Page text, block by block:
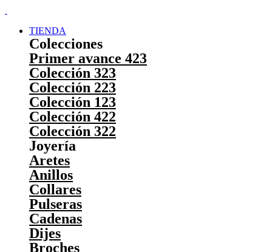
TIENDA
Colecciones
Primer avance 423
Colección 323
Colección 223
Colección 123
Colección 422
Colección 322
Joyería
Aretes
Anillos
Collares
Pulseras
Cadenas
Dijes
Broches